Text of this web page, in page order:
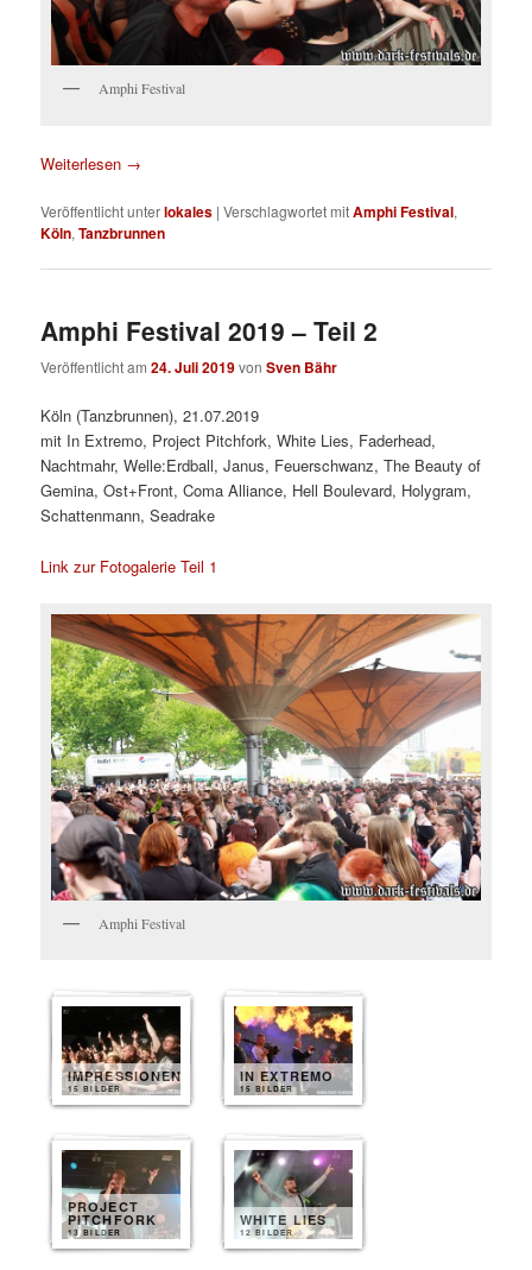
Amphi Festival
Weiterlesen →
Veröffentlicht unterlokales |Verschlagwortet mitAmphi Festival,
Köln,Tanzbrunnen
Amphi Festival 2019 – Teil 2
Veröffentlicht am24. Juli 2019vonSven Bähr
Köln (Tanzbrunnen), 21.07.2019
mit In Extremo, Project Pitchfork, White Lies, Faderhead,
Nachtmahr, Welle:Erdball, Janus, Feuerschwanz, The Beauty of
Gemina, Ost+Front, Coma Alliance, Hell Boulevard, Holygram,
Schattenmann, Seadrake
Link zur Fotogalerie Teil 1
Amphi Festival
IMPRESSIONEN
15 BILDER
IN EXTREMO
15 BILDER
PROJECT
PITCHFORK
13 BILDER
WHITE LIES
12 BILDER